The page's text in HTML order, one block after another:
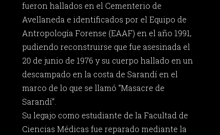
fueron hallados en el Cementerio de
Avellaneda e identificados por el Equipo de
Antropología Forense (EAAF) en el año 1991,
pudiendo reconstruirse que fue asesinada el
20 de junio de 1976 y su cuerpo hallado en un
descampado en la costa de Sarandí en el
marco de lo que se llamó “Masacre de
Sarandí”.
Su legajo como estudiante de la Facultad de
Ciencias Médicas fue reparado mediante la